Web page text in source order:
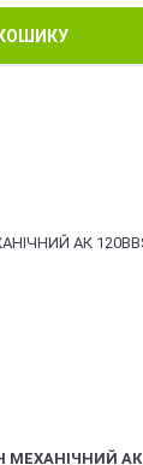
МЕХАНІЧНИЙ АК